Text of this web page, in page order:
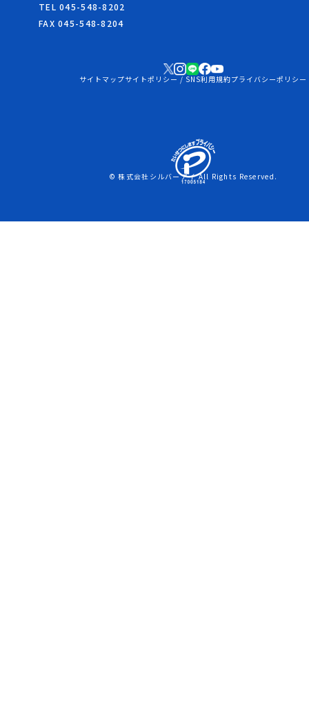
TEL 045-548-8202
FAX 045-548-8204
サイトマップサイトポリシー / SNS利用規約プライバシーポリシー
© 株式会社シルバーアイ All Rights Reserved.